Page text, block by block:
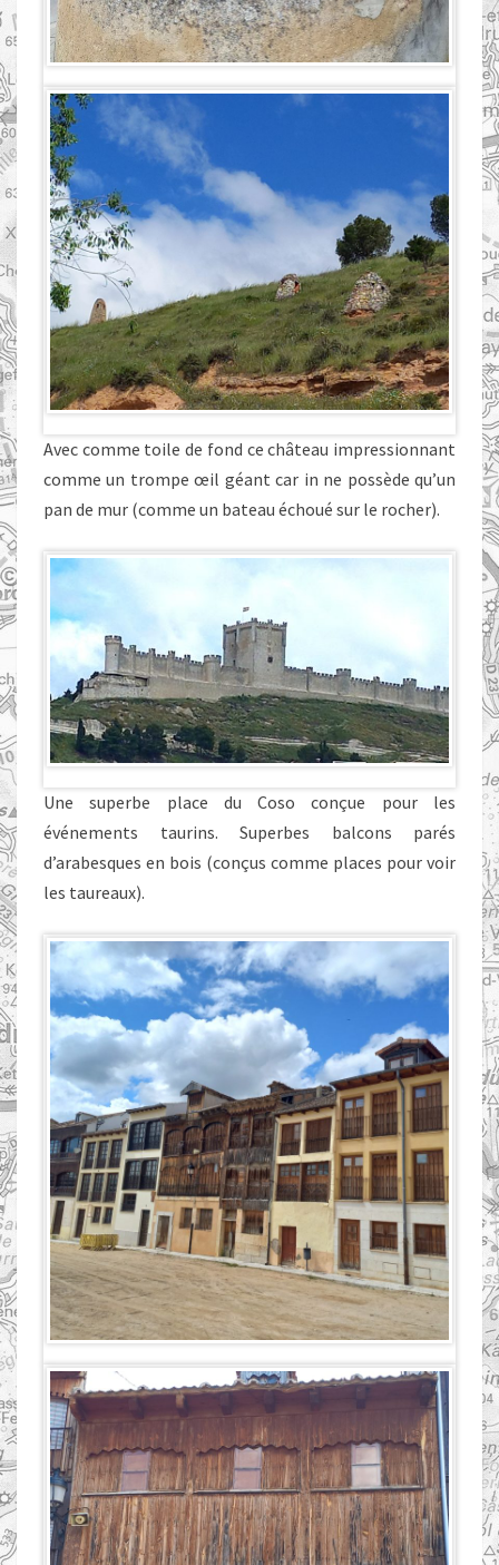
Avec comme toile de fond ce château impressionnant
comme un trompe œil géant car in ne possède qu’un
pan de mur (comme un bateau échoué sur le rocher).
Une superbe place du Coso conçue pour les
événements taurins. Superbes balcons parés
d’arabesques en bois (conçus comme places pour voir
les taureaux).